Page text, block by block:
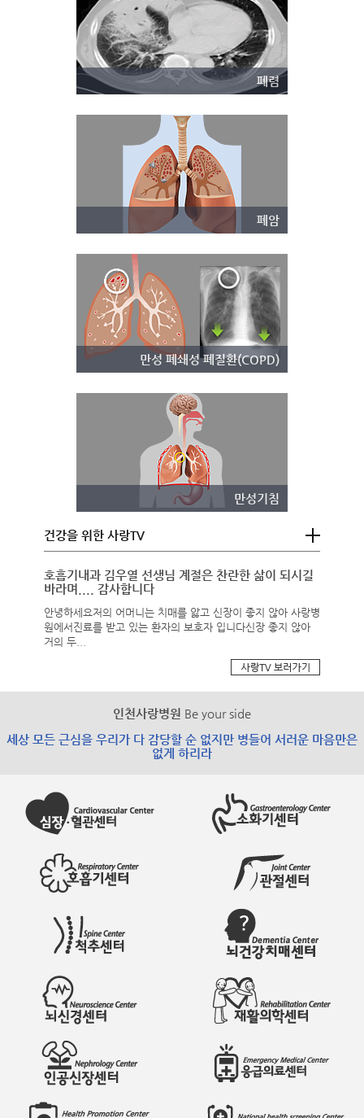
폐렴
폐암
만성 폐쇄성 폐질환(COPD)
만성기침
건강을 위한 사랑TV
호흡기내과 김우열 선생님 계절은 찬란한 삶이 되시길
바라며.... 감사합니다
안녕하세요저의 어머니는 치매를 앓고 신장이 좋지 않아 사랑병
원에서진료를 받고 있는 환자의 보호자 입니다신장 좋지 않아
거의 두...
인천사랑병원 Be your side
세상 모든 근심을 우리가 다 감당할 순 없지만 병들어 서러운 마음만은
없게 하리라